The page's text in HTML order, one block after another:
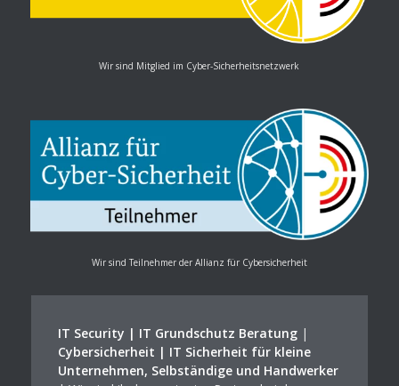
Wir sind Mitglied im Cyber-Sicherheitsnetzwerk
Wir sind Teilnehmer der Allianz für Cybersicherheit
IT Security | IT Grundschutz Beratung|
Cybersicherheit | IT Sicherheit für kleine
Unternehmen, Selbständige und Handwerker